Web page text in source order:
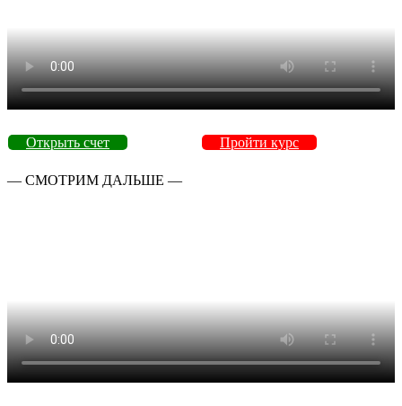
Открыть счет Пройти курс
— СМОТРИМ ДАЛЬШЕ —